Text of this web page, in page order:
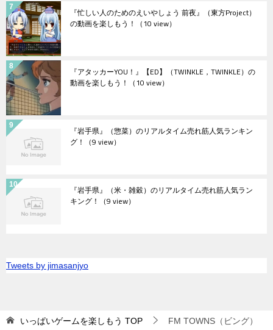
『忙しい人のためのえいやしょう 前夜』（東方Project）
の動画を楽しもう！ （10 view）
『アタッカーYOU！』【ED】（TWINKLE，TWINKLE）の
動画を楽しもう！ （10 view）
『岩手県』（惣菜）のリアルタイム売れ筋人気ランキン
グ！ （9 view）
『岩手県』（米・雑穀）のリアルタイム売れ筋人気ラン
キング！ （9 view）
Tweets by jimasanjyo
いっぱいゲームを楽しもう TOP FM TOWNS（ビング）